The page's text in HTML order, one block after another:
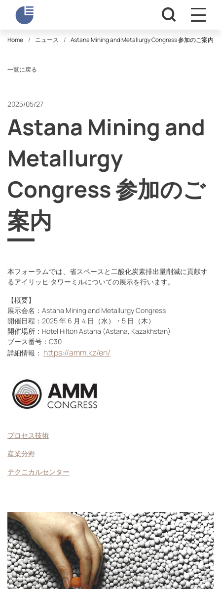
Home ニュース Astana Mining and Metallurgy Congress 参加のご案内
一覧に戻る
2025/05/27
Astana Mining and
Metallurgy
Congress 参加のご
案内
本フォーラムでは、省スペースと二酸化炭素排出量削減に貢献す
るアイリッヒ タワーミルについての展示を行います。
【概要】
展示会名：Astana Mining and Metallurgy Congress
開催日程：2025 年 6 月 4 日（水）・5 日（木）
開催場所：Hotel Hilton Astana (Astana, Kazakhstan)
ブース番号：C30
詳細情報： https://amm.kz/en/
プロセス技術
産業分野
テクニカルセンター